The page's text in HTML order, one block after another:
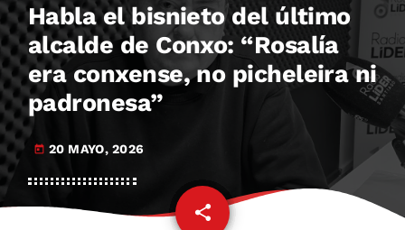
Habla el bisnieto del último
alcalde de Conxo: “Rosalía
era conxense, no picheleira ni
padronesa”
today 20 MAYO, 2026
share
email